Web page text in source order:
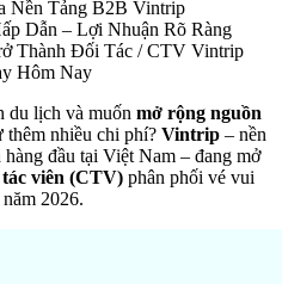
Nền Tảng B2B Vintrip
Dẫn – Lợi Nhuận Rõ Ràng
Thành Đối Tác / CTV Vintrip
Hôm Nay
du lịch và muốn mở rộng nguồn
thêm nhiều chi phí? Vintrip – nền
đầu tại Việt Nam – đang mở
viên (CTV) phân phối vé vui
2026.